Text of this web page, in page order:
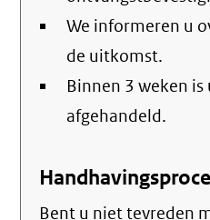
We informeren u
de uitkomst.
Binnen 3 weken is
afgehandeld.
Bent u niet tevreden